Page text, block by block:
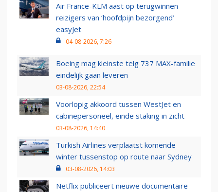
Air France-KLM aast op terugwinnen
reizigers van ‘hoofdpijn bezorgend’
easyJet
04-08-2026, 7:26
Boeing mag kleinste telg 737 MAX-familie
eindelijk gaan leveren
03-08-2026, 22:54
Voorlopig akkoord tussen WestJet en
cabinepersoneel, einde staking in zicht
03-08-2026, 14:40
Turkish Airlines verplaatst komende
winter tussenstop op route naar Sydney
03-08-2026, 14:03
Netflix publiceert nieuwe documentaire